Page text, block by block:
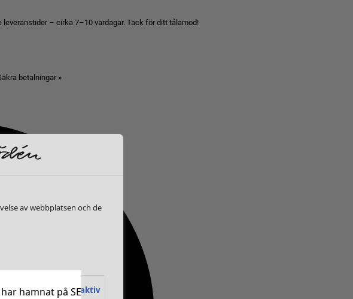
– cirka 7–10 vardagar. Tack för ditt tålamod!
betalningar »
hamnat på SE
av webbplatsen och de
Alltid aktiv